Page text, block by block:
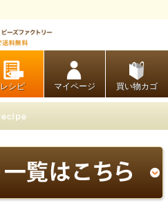
レシピ マイページ 買い物カゴ